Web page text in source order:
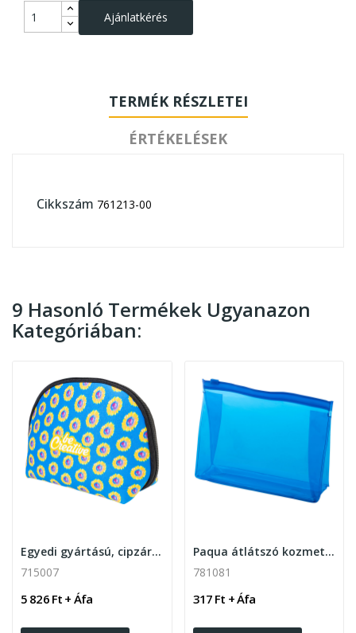
Ajánlatkérés
TERMÉK RÉSZLETEI
ÉRTÉKELÉSEK
Cikkszám 761213-00
9 Hasonló Termékek Ugyanazon
Kategóriában:
Egyedi gyártású, cipzáras kozmetikai táska
715007
5 826 Ft + Áfa
Paqua átlátszó kozmetikai táska
781081
317 Ft + Áfa